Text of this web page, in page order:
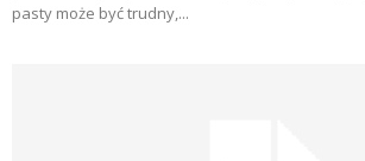
pasty może być trudny,...